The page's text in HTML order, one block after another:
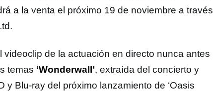
a la venta el próximo 19 de noviembre a través
videoclip de la actuación en directo nunca antes
temas ‘Wonderwall’, extraída del concierto y
y Blu-ray del próximo lanzamiento de ‘Oasis